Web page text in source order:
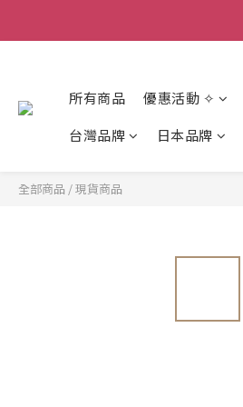
所有商品 優惠活動 ✧
台灣品牌
日本品牌
全部商品 /現貨商品